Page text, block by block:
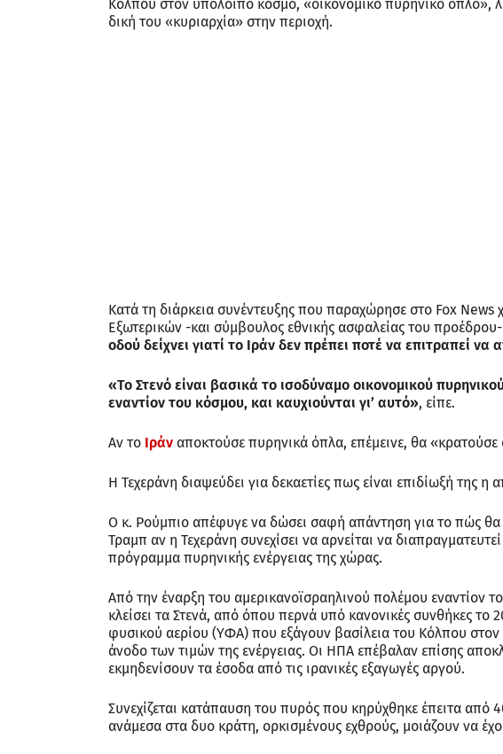
Κόλπου στον υπόλοιπο κόσμο, «οικονομικό πυρηνικό όπλο»,
δική του «κυριαρχία» στην περιοχή.
Κατά τη διάρκεια συνέντευξης που παραχώρησε στο Fox News
Εξωτερικών -και σύμβουλος εθνικής ασφαλείας του προέδρου-
οδού δείχνει γιατί το Ιράν δεν πρέπει ποτέ να επιτραπεί
«Το Στενό είναι βασικά το ισοδύναμο οικονομικού
εναντίον του κόσμου, και καυχιούνται γι’ αυτό», είπε.
Αν το Ιράν αποκτούσε πυρηνικά όπλα, επέμεινε, θα
Η Τεχεράνη διαψεύδει για δεκαετίες πως είναι επιδίωξή της
Ο κ. Ρούμπιο απέφυγε να δώσει σαφή απάντηση για το πώς θα
Τραμπ αν η Τεχεράνη συνεχίσει να αρνείται να
πρόγραμμα πυρηνικής ενέργειας της χώρας.
Από την έναρξη του αμερικανοϊσραηλινού πολέμου εναντίον
κλείσει τα Στενά, από όπου περνά υπό κανονικές συνθήκες το
φυσικού αερίου (ΥΦΑ) που εξάγουν βασίλεια του Κόλπου
άνοδο των τιμών της ενέργειας. Οι ΗΠΑ επέβαλαν επίσης
εκμηδενίσουν τα έσοδα από τις ιρανικές εξαγωγές αργού.
Συνεχίζεται κατάπαυση του πυρός που κηρύχθηκε έπειτα από
ανάμεσα στα δυο κράτη, ορκισμένους εχθρούς, μοιάζουν να